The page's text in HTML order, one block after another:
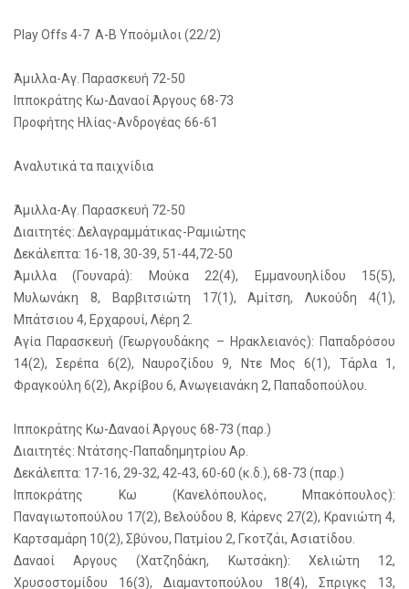
Play Offs 4-7 Α-Β Υποόμιλοι (22/2)
Άμιλλα-Αγ. Παρασκευή 72-50
Ιπποκράτης Κω-Δαναοί Άργους 68-73
Προφήτης Ηλίας-Ανδρογέας 66-61
Αναλυτικά τα παιχνίδια
Άμιλλα-Αγ. Παρασκευή 72-50
Διαιτητές: Δελαγραμμάτικας-Ραμιώτης
Δεκάλεπτα: 16-18, 30-39, 51-44,72-50
Άμιλλα (Γουναρά): Μούκα 22(4), Εμμανουηλίδου 15(5),
Μυλωνάκη 8, Βαρβιτσιώτη 17(1), Αμίτση, Λυκούδη 4(1),
Μπάτσιου 4, Ερχαρουί, Λέρη 2.
Αγία Παρασκευή (Γεωργουδάκης – Ηρακλειανός): Παπαδρόσου
14(2), Σερέπα 6(2), Ναυροζίδου 9, Ντε Μος 6(1), Τάρλα 1,
Φραγκούλη 6(2), Ακρίβου 6, Ανωγειανάκη 2, Παπαδοπούλου.
Ιπποκράτης Κω-Δαναοί Άργους 68-73 (παρ.)
Διαιτητές: Ντάτσης-Παπαδημητρίου Αρ.
Δεκάλεπτα: 17-16, 29-32, 42-43, 60-60 (κ.δ.), 68-73 (παρ.)
Ιπποκράτης Κω (Κανελόπουλος, Μπακόπουλος):
Παναγιωτοπούλου 17(2), Βελούδου 8, Κάρενς 27(2), Κρανιώτη 4,
Καρτσαμάρη 10(2), Σβύνου, Πατμίου 2, Γκοτζάι, Ασιατίδου.
Δαναοί Αργους (Χατζηδάκη, Κωτσάκη): Χελιώτη 12,
Χρυσοστομίδου 16(3), Διαμαντοπούλου 18(4), Σπριγκς 13,